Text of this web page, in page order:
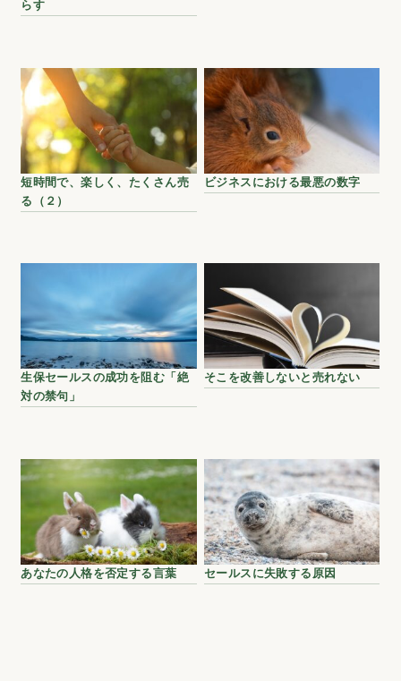
らす
短時間で、楽しく、たくさん売
る（２）
ビジネスにおける最悪の数字
生保セールスの成功を阻む「絶
対の禁句」
そこを改善しないと売れない
あなたの人格を否定する言葉 セールスに失敗する原因